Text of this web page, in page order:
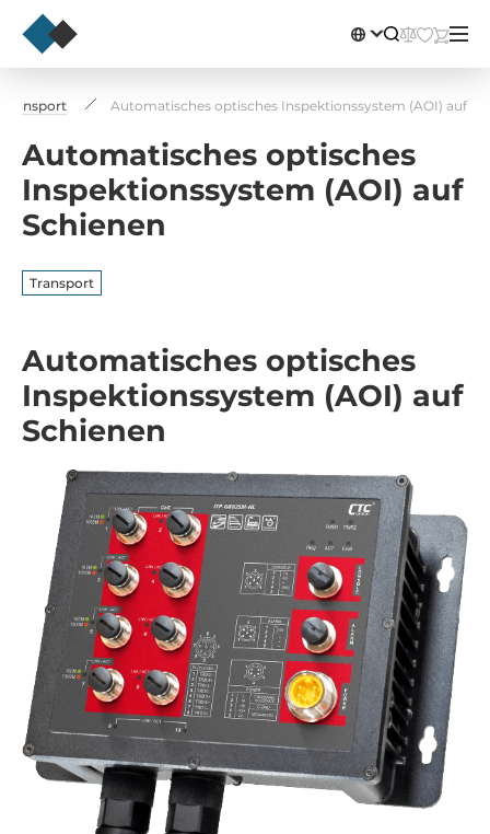
Transport Automatisches optisches Inspektionssystem (AOI) auf
Automatisches optisches
Inspektionssystem (AOI) auf
Schienen
Transport
Automatisches optisches
Inspektionssystem (AOI) auf
Schienen